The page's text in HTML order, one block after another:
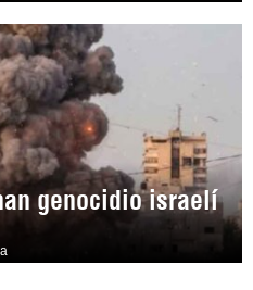
genocidio israelí